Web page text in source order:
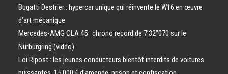
Bugatti Destrier : hypercar unique qui réinvente le W16 en œuvre
d’art mécanique
Mercedes-AMG CLA 45 : chrono record de 7’32″070 sur le
Nürburgring (vidéo)
Loi Ripost : les jeunes conducteurs bientôt interdits de voitures